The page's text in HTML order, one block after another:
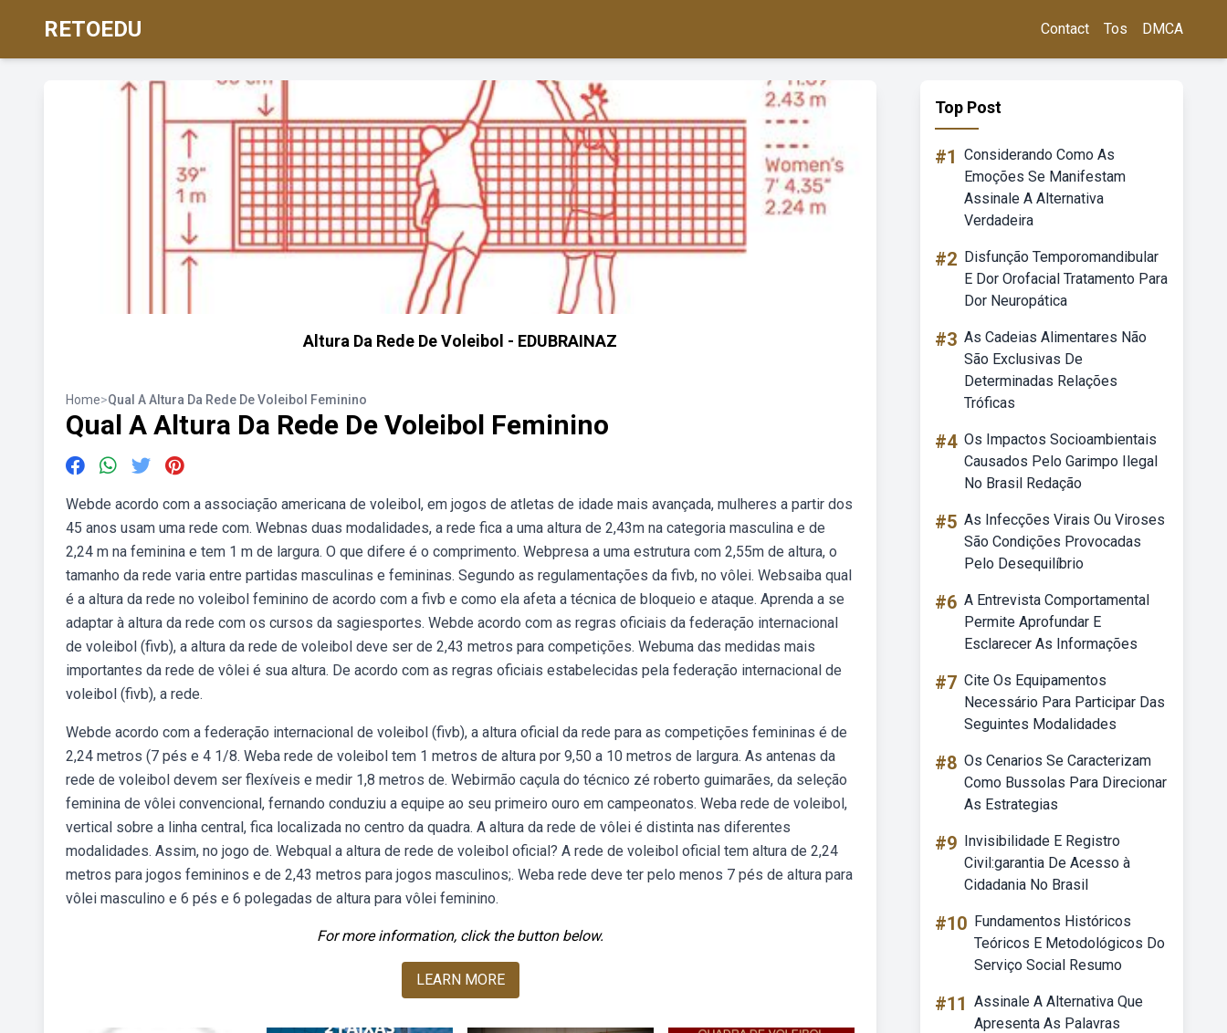
RETOEDU Contact Tos DMCA
Altura Da Rede De Voleibol - EDUBRAINAZ
Home>Qual A Altura Da Rede De Voleibol Feminino
Qual A Altura Da Rede De Voleibol Feminino
Webde acordo com a associação americana de voleibol, em jogos de atletas de idade mais avançada, mulheres a partir dos
45 anos usam uma rede com. Webnas duas modalidades, a rede fica a uma altura de 2,43m na categoria masculina e de
2,24 m na feminina e tem 1 m de largura. O que difere é o comprimento. Webpresa a uma estrutura com 2,55m de altura, o
tamanho da rede varia entre partidas masculinas e femininas. Segundo as regulamentações da fivb, no vôlei. Websaiba qual
é a altura da rede no voleibol feminino de acordo com a fivb e como ela afeta a técnica de bloqueio e ataque. Aprenda a se
adaptar à altura da rede com os cursos da sagiesportes. Webde acordo com as regras oficiais da federação internacional
de voleibol (fivb), a altura da rede de voleibol deve ser de 2,43 metros para competições. Webuma das medidas mais
importantes da rede de vôlei é sua altura. De acordo com as regras oficiais estabelecidas pela federação internacional de
voleibol (fivb), a rede.
Webde acordo com a federação internacional de voleibol (fivb), a altura oficial da rede para as competições femininas é de
2,24 metros (7 pés e 4 1/8. Weba rede de voleibol tem 1 metros de altura por 9,50 a 10 metros de largura. As antenas da
rede de voleibol devem ser flexíveis e medir 1,8 metros de. Webirmão caçula do técnico zé roberto guimarães, da seleção
feminina de vôlei convencional, fernando conduziu a equipe ao seu primeiro ouro em campeonatos. Weba rede de voleibol,
vertical sobre a linha central, fica localizada no centro da quadra. A altura da rede de vôlei é distinta nas diferentes
modalidades. Assim, no jogo de. Webqual a altura de rede de voleibol oficial? A rede de voleibol oficial tem altura de 2,24
metros para jogos femininos e de 2,43 metros para jogos masculinos;. Weba rede deve ter pelo menos 7 pés de altura para
vôlei masculino e 6 pés e 6 polegadas de altura para vôlei feminino.
For more information, click the button below.
LEARN MORE
Top Post
#1 Considerando Como As
Emoções Se Manifestam
Assinale A Alternativa
Verdadeira
#2 Disfunção Temporomandibular
E Dor Orofacial Tratamento Para
Dor Neuropática
#3 As Cadeias Alimentares Não
São Exclusivas De
Determinadas Relações
Tróficas
#4 Os Impactos Socioambientais
Causados Pelo Garimpo Ilegal
No Brasil Redação
#5 As Infecções Virais Ou Viroses
São Condições Provocadas
Pelo Desequilíbrio
#6 A Entrevista Comportamental
Permite Aprofundar E
Esclarecer As Informações
#7 Cite Os Equipamentos
Necessário Para Participar Das
Seguintes Modalidades
#8 Os Cenarios Se Caracterizam
Como Bussolas Para Direcionar
As Estrategias
#9 Invisibilidade E Registro
Civil:garantia De Acesso à
Cidadania No Brasil
#10 Fundamentos Históricos
Teóricos E Metodológicos Do
Serviço Social Resumo
#11 Assinale A Alternativa Que
Apresenta As Palavras